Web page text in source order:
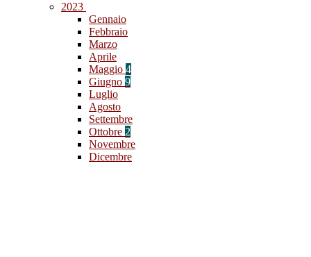
2023
Gennaio
Febbraio
Marzo
Aprile
Maggio 4
Giugno 9
Luglio
Agosto
Settembre
Ottobre 2
Novembre
Dicembre